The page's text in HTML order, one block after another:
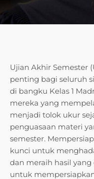
Ujian Akhir Semester
penting bagi seluruh
di bangku Kelas 1
mereka yang
menjadi tolok ukur
penguasaan materi
semester.
kunci untuk
dan meraih hasil
untuk